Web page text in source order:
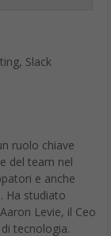
ruolo chiave
del team nel
e anche
Ha studiato
Levie, il Ceo
tecnologia.
richiesto di
di approdare a